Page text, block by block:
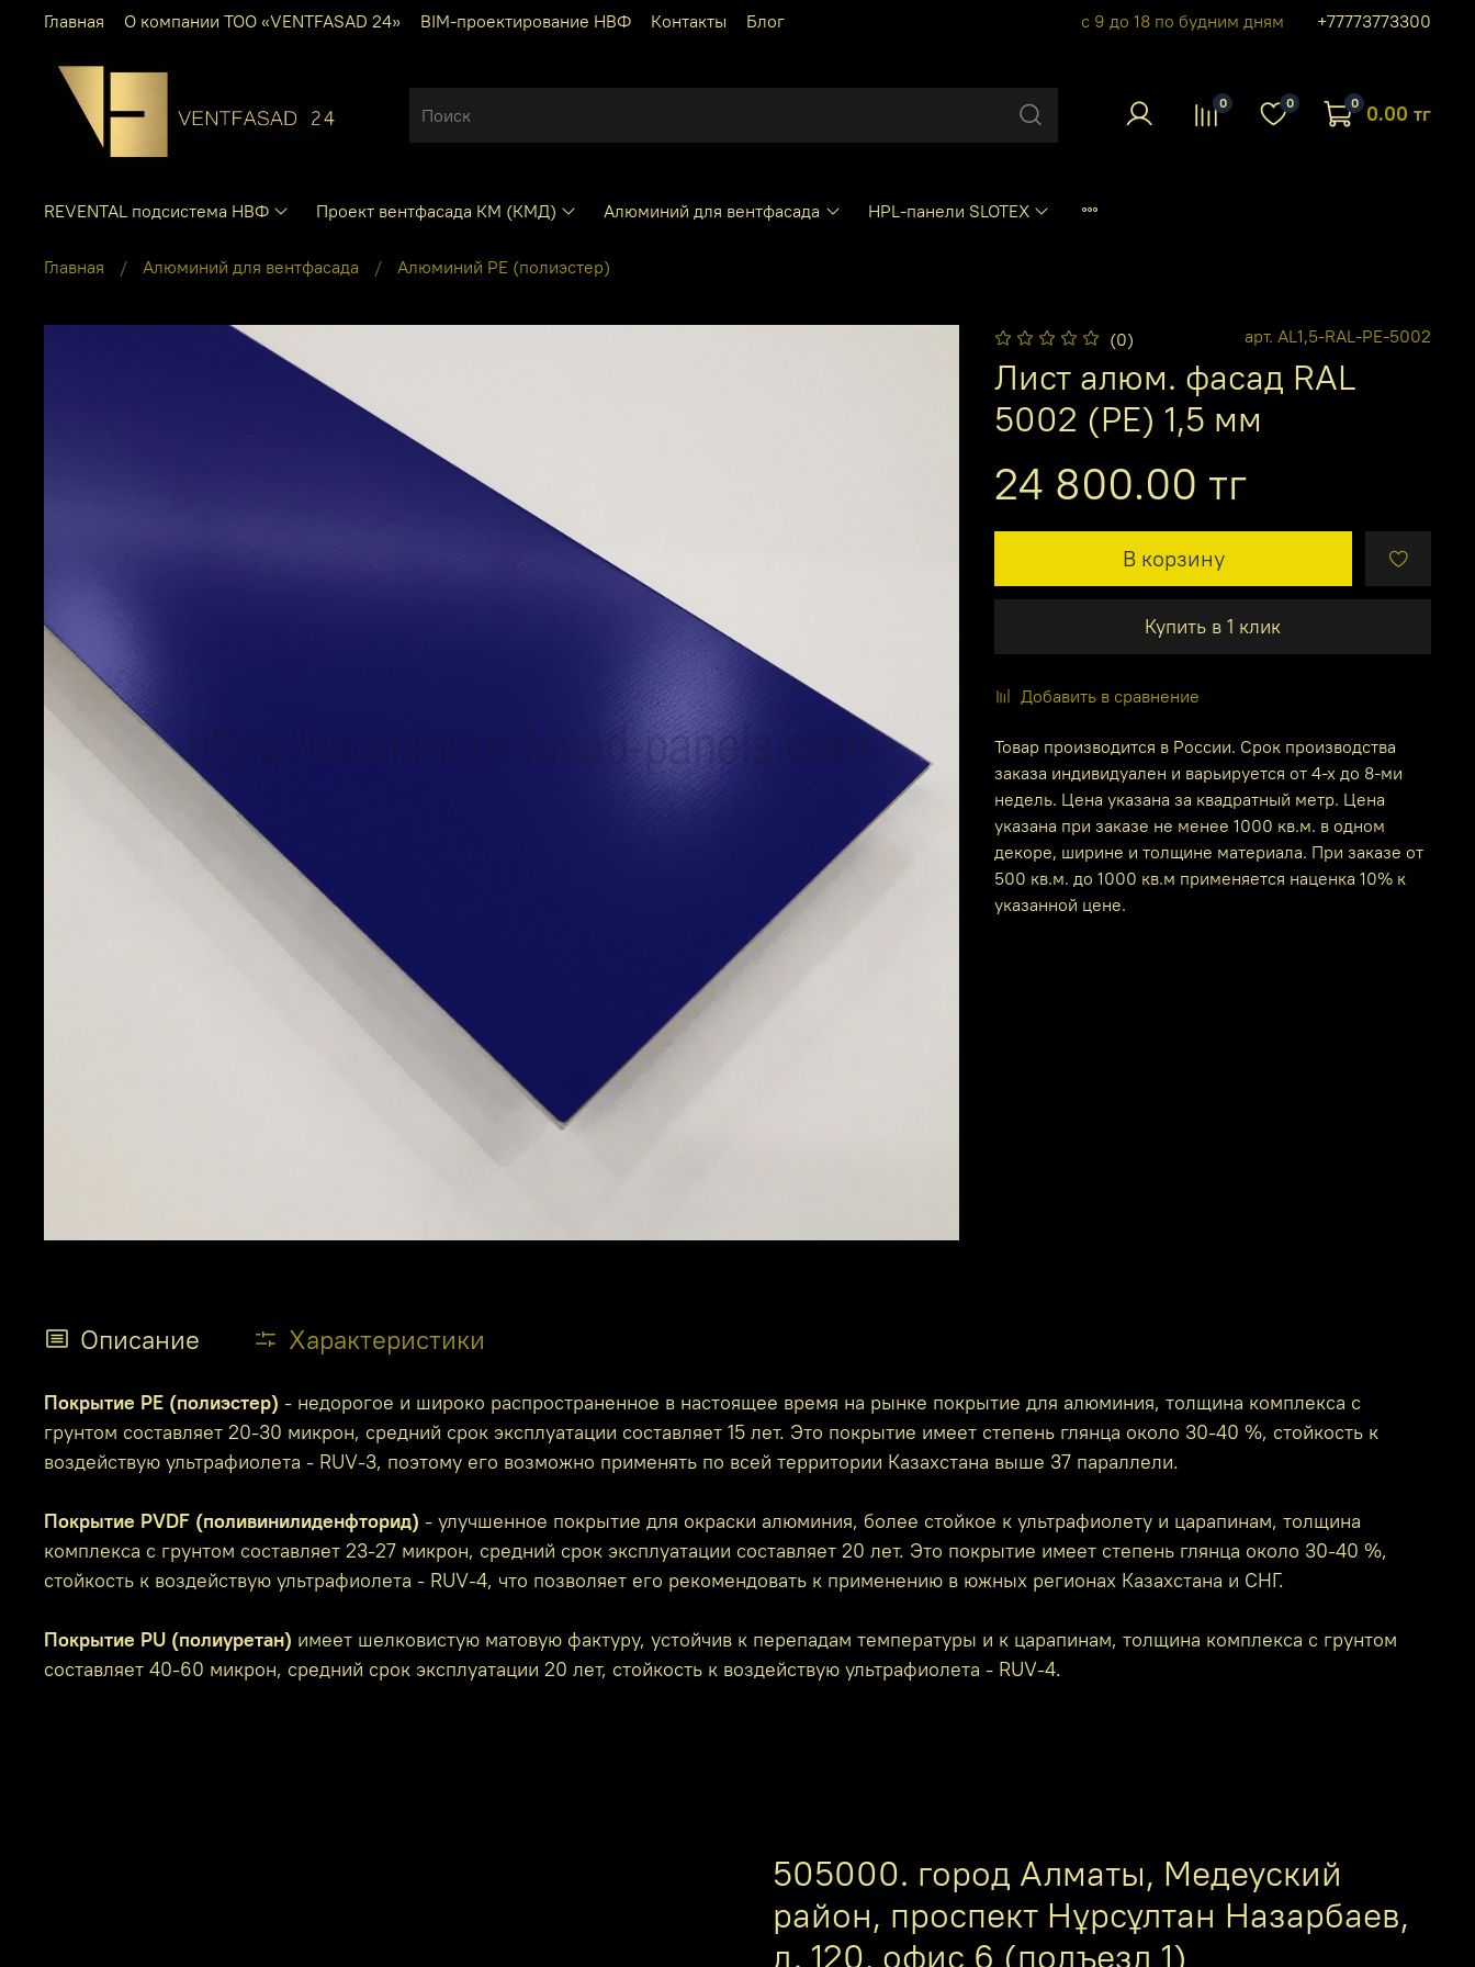
Главная О компании ТОО «VENTFASAD 24» BIM-проектирование НВФ Контакты Блог с 9 до 18 по будним дням +77773773300
0 0 0 0.00 тг
REVENTAL подсистема НВФ Проект вентфасада КМ (КМД) Алюминий для вентфасада HPL-панели SLOTEX
Главная Алюминий для вентфасада Алюминий PE (полиэстер)
(0) арт. AL1,5-RAL-PE-5002
Лист алюм. фасад RAL
5002 (PE) 1,5 мм
24 800.00 тг
В корзину
Купить в 1 клик
Добавить в сравнение
Товар производится в России. Срок производства
заказа индивидуален и варьируется от 4-х до 8-ми
недель. Цена указана за квадратный метр. Цена
указана при заказе не менее 1000 кв.м. в одном
декоре, ширине и толщине материала. При заказе от
500 кв.м. до 1000 кв.м применяется наценка 10% к
указанной цене.
Описание Характеристики
Покрытие PE (полиэстер) - недорогое и широко распространенное в настоящее время на рынке покрытие для алюминия, толщина комплекса с
грунтом составляет 20-30 микрон, средний срок эксплуатации составляет 15 лет. Это покрытие имеет степень глянца около 30-40 %, стойкость к
воздействую ультрафиолета - RUV-3, поэтому его возможно применять по всей территории Казахстана выше 37 параллели.
Покрытие PVDF (поливинилиденфторид) - улучшенное покрытие для окраски алюминия, более стойкое к ультрафиолету и царапинам, толщина
комплекса с грунтом составляет 23-27 микрон, средний срок эксплуатации составляет 20 лет. Это покрытие имеет степень глянца около 30-40 %,
стойкость к воздействую ультрафиолета - RUV-4, что позволяет его рекомендовать к применению в южных регионах Казахстана и СНГ.
Покрытие PU (полиуретан) имеет шелковистую матовую фактуру, устойчив к перепадам температуры и к царапинам, толщина комплекса с грунтом
составляет 40-60 микрон, средний срок эксплуатации 20 лет, стойкость к воздействую ультрафиолета - RUV-4.
505000. город Алматы, Медеуский
район, проспект Нұрсұлтан Назарбаев,
д. 120, офис 6 (подъезд 1)